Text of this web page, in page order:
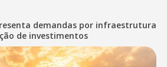
demandas por infraestrutura
de investimentos